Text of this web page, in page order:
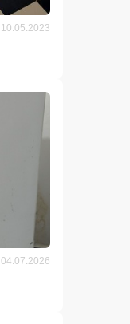
10.05.2023
04.07.2026